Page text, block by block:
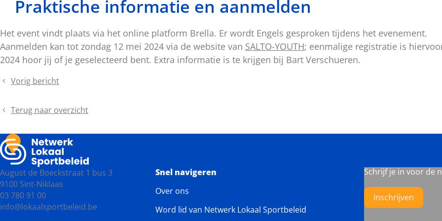
Praktische informatie en aanmelden
Het event vindt plaats via het online platform Brella. Er wordt Engels gesproken tijdens het evenement.
Aanmelden kan tot zondag 12 mei 2024 via de website van SALTO-YOUTH; eenmalige registratie is
2024 hoor jij of je geselecteerd bent. Extra informatie is te krijgen bij Bart Verschueren.
Vorig bericht
Keynote
Sportinfrastructuur
Terug naar overzicht
August de Boeckstraat 1 bus 3
9100 Sint-Niklaas
03 780 91 00
info@lokaalsportbeleid.be
Snel navigeren
Over ons
Word lid van Netwerk Lokaal Sportbeleid
Schrijf je in voor de
Inschrijven